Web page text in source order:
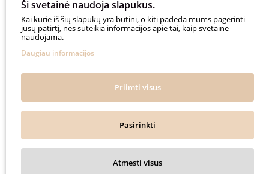
SEKITE MUS
auksinesvajone
@auksinesvajone3600
Ši svetainė naudoja slapukus.
Kai kurie iš šių slapukų yra būtini, o kiti padeda mums pagerinti
jūsų patirtį, nes suteikia informacijos apie tai, kaip svetainė
naudojama.
Daugiau informacijos
Priimti visus
Pasirinkti
Atmesti visus